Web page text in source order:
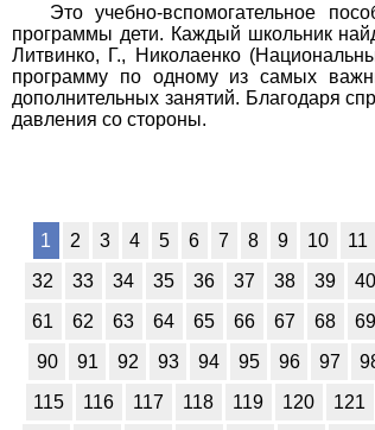
Это учебно-вспомогательное
программы дети. Каждый школьник
Литвинко, Г., Николаенко
программу по одному из самых
дополнительных занятий. Благодаря
давления со стороны.
1 2 3 4 5 6 7 8 9 10 11
32
33 34 35 36 37 38 39 40
61
62 63 64 65 66 67 68 69
90
91 92 93 94 95 96 97
115
116 117 118 119 120 121